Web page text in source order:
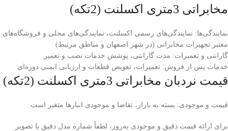
مخابراتی 3متری اکسلنت (2تکه)
نمایندگی‌ها: نمایندگی‌های رسمی اکسلنت، نمایندگی‌های محلی و فروشگاه‌های
معتبر تجهیزات مخابراتی (در شهر اصفهان و مناطق مرتبط)
گارانتی و تعمیرات: مدت گارانتی، پوشش خدمات نصب و تعمیر
خدمات پس از فروش: تعمیرات، تعویض قطعات و ارزیابی ایمنی دوره‌ای
قیمت نردبان مخابراتی 3متری اکسلنت (2تکه)
قیمت و موجودی: بسته به بازار، تقاضا و موجودی انبارها متغیر است.
برای ارائه قیمت دقیق و موجودی به‌روز، لطفاً شماره مدل دقیق یا تصویر